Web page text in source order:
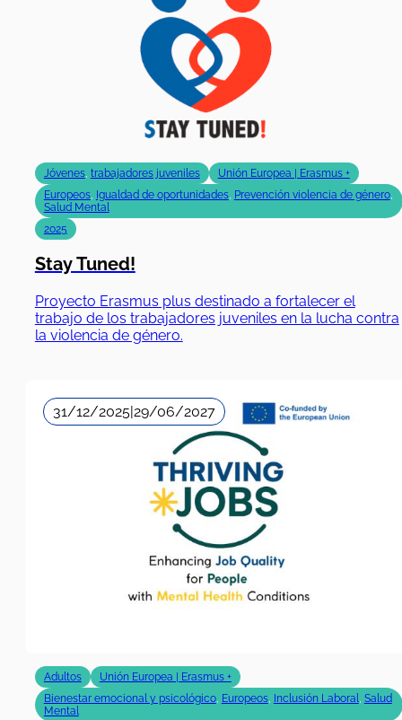
Jóvenes, trabajadores juveniles
Unión Europea | Erasmus +
Europeos, Igualdad de oportunidades, Prevención violencia de género,
Salud Mental
2025
Stay Tuned!
Proyecto Erasmus plus destinado a fortalecer el
trabajo de los trabajadores juveniles en la lucha contra
la violencia de género.
31/12/2025|29/06/2027
Adultos
Unión Europea | Erasmus +
Bienestar emocional y psicológico, Europeos, Inclusión Laboral, Salud
Mental